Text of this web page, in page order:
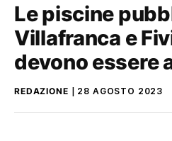
Le piscine
Villafranca e
devono essere
REDAZIONE 28 AGOSTO 2023